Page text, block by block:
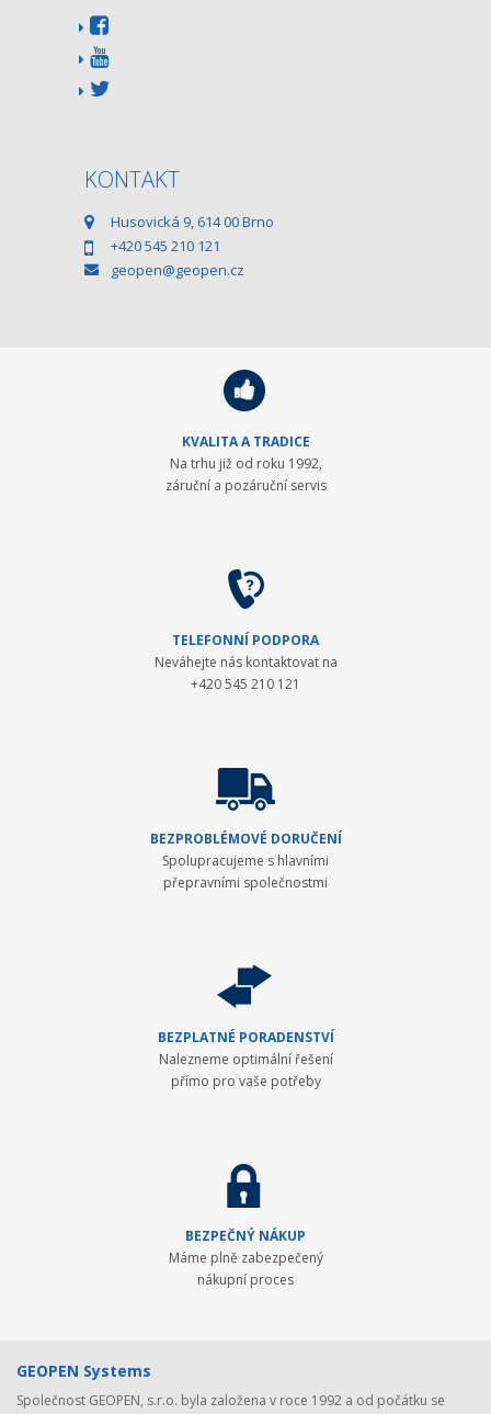
KONTAKT
Husovická 9, 614 00 Brno
+420 545 210 121
geopen@geopen.cz
KVALITA A TRADICE
Na trhu již od roku 1992,
záruční a pozáruční servis
TELEFONNÍ PODPORA
Neváhejte nás kontaktovat na
+420 545 210 121
BEZPROBLÉMOVÉ DORUČENÍ
Spolupracujeme s hlavními
přepravními společnostmi
BEZPLATNÉ PORADENSTVÍ
Nalezneme optimální řešení
přímo pro vaše potřeby
BEZPEČNÝ NÁKUP
Máme plně zabezpečený
nákupní proces
GEOPEN Systems
Společnost GEOPEN, s.r.o. byla založena v roce 1992 a od počátku se